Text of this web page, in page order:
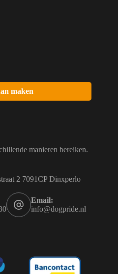
maken
manieren bereiken.
2 7091CP Dinxperlo
Email:
info@dogpride.nl